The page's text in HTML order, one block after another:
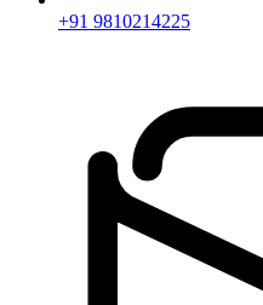
+91 9810214225